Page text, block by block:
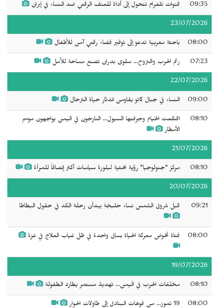
09:35 قنوات تلغرام تتحول إلى أداة للعنف الرقمي ضد النساء في إيران
23/07/2026
08:00 باحثة مغربية تدعو إلى توفير فضاء رقمي آمن للأطفال
07:23 رغم الحرب والنزوح... سلوى بدران تصنع مساحة للأمل
22/07/2026
09:00 النساء في جبال كاتو يقاومن اندثار حياة الترحال
08:10
اقتُلعت الخيام وجرفتها السيول... النازحون في اليمن يواجهون موسم
الأمطار
21/07/2026
08:10 مركز "جنولوجيا" رؤية بحثية لبلورة سياسات أكثر إنصافاً للمرأة
20/07/2026
09:21 قبل شروق الشمس نساء حلبجة يبدأن رحلة الكد في حقول البطاطا
08:00 فتاة تخوض معركة الحياة بساق واحدة في ظل غياب العلاج في غزة
19/07/2026
08:10 مخلفات الحرب في اليمن... تهديدٌ مستمر يطارد الطفولة
08:00 19 تموز... من فوهات البنادق إلى طاولات الحوار